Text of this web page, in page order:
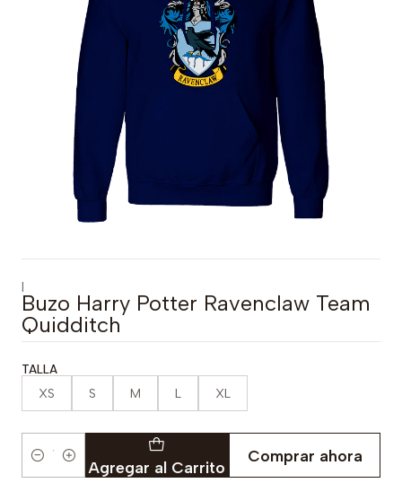
|
Buzo Harry Potter Ravenclaw Team
Quidditch
TALLA
XS S M L XL
Cantidad Agregar al Carrito
Comprar ahora